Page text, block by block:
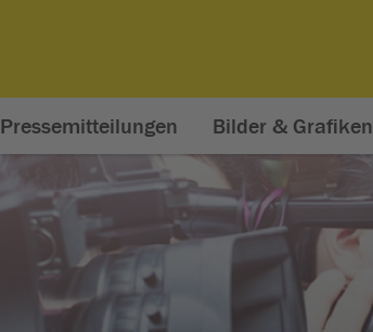
Pressemitteilungen Bilder & Grafiken